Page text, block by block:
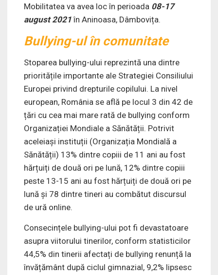
Mobilitatea va avea loc în perioada 08-17
august 2021în Aninoasa, Dâmbovița.
Bullying-ul în comunitate
Stoparea bullying-ului reprezintă una dintre
prioritățile importante ale Strategiei Consiliului
Europei privind drepturile copilului. La nivel
european, România se află pe locul 3 din 42 de
țări cu cea mai mare rată de bullying conform
Organizației Mondiale a Sănătății. Potrivit
aceleiași instituții (Organizația Mondială a
Sănătății) 13% dintre copiii de 11 ani au fost
hărțuiți de două ori pe lună, 12% dintre copiii
peste 13-15 ani au fost hărțuiți de două ori pe
lună și 78 dintre tineri au combătut discursul
de ură online.
Consecințele bullying-ului pot fi devastatoare
asupra viitorului tinerilor, conform statisticilor
44,5% din tinerii afectați de bullying renunță la
învățământ după ciclul gimnazial, 9,2% lipsesc